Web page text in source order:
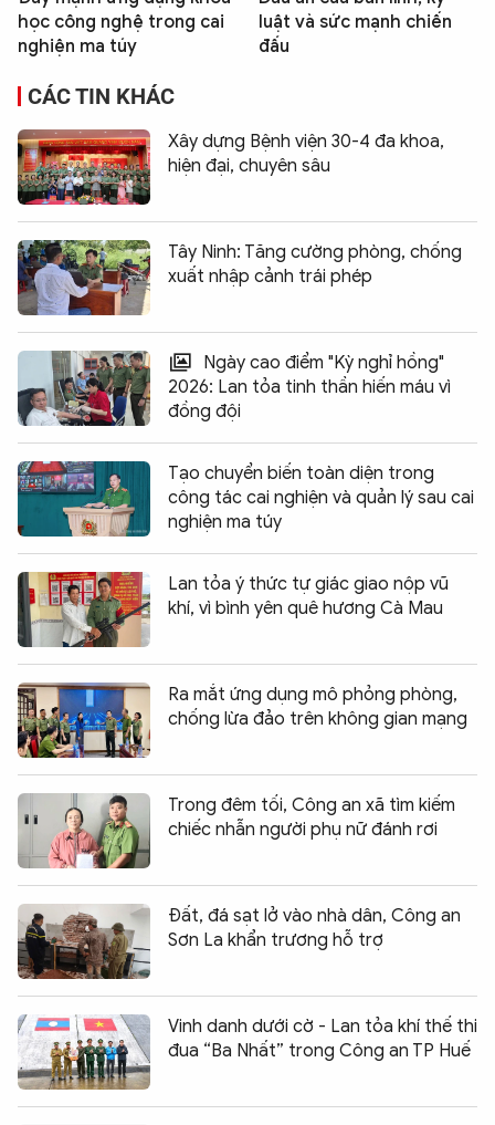
học công nghệ trong cai
nghiện ma túy
luật và sức mạnh chiến
đấu
CÁC TIN KHÁC
Xây dựng Bệnh viện 30-4 đa khoa,
hiện đại, chuyên sâu
Tây Ninh: Tăng cường phòng, chống
xuất nhập cảnh trái phép
Ngày cao điểm "Kỳ nghỉ hồng"
2026: Lan tỏa tinh thần hiến máu vì
đồng đội
Tạo chuyển biến toàn diện trong
công tác cai nghiện và quản lý sau cai
nghiện ma túy
Lan tỏa ý thức tự giác giao nộp vũ
khí, vì bình yên quê hương Cà Mau
Ra mắt ứng dụng mô phỏng phòng,
chống lừa đảo trên không gian mạng
Trong đêm tối, Công an xã tìm kiếm
chiếc nhẫn người phụ nữ đánh rơi
Đất, đá sạt lở vào nhà dân, Công an
Sơn La khẩn trương hỗ trợ
Vinh danh dưới cờ - Lan tỏa khí thế thi
đua “Ba Nhất” trong Công an TP Huế